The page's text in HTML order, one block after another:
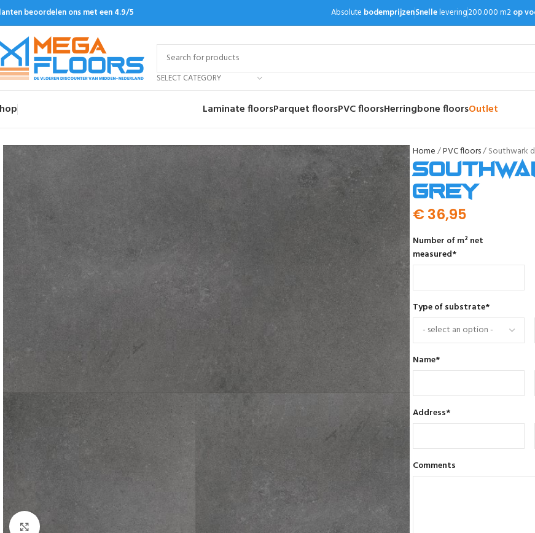
beoordelen ons met een 4.9/5 Absolute bodemprijzenSnellelevering200.000 m2op
SELECT CATEGORY
Laminate floorsParquet floorsPVC floorsHerringbone floorsOutlet
Home PVC floors Southwark
grey
€36,95
Number of m² net
measured*
Type of substrate*
Name*
Address*
Comments